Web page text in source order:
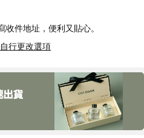
件地址，便利又貼心。
行更改選項